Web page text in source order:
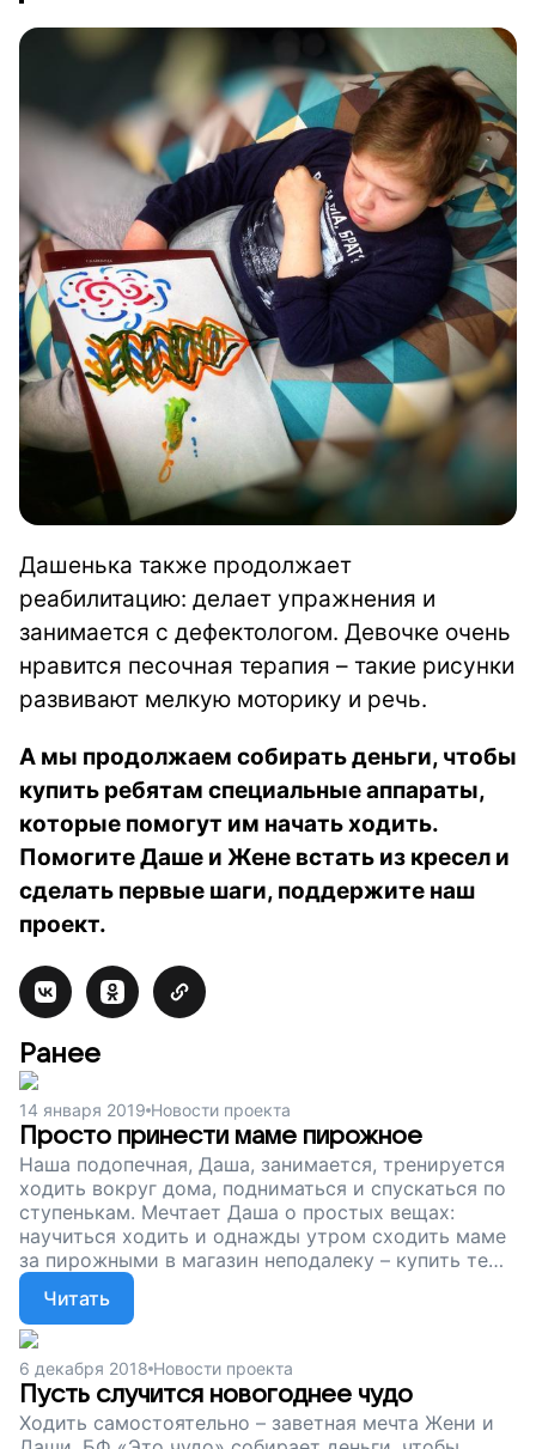
Дашенька также продолжает
реабилитацию: делает упражнения и
занимается с дефектологом. Девочке очень
нравится песочная терапия – такие рисунки
развивают мелкую моторику и речь.
А мы продолжаем собирать деньги, чтобы
купить ребятам специальные аппараты,
которые помогут им начать ходить.
Помогите Даше и Жене встать из кресел и
сделать первые шаги, поддержите наш
проект.
Ранее
14 января 2019 Новости проекта
Просто принести маме пирожное
Наша подопечная, Даша, занимается, тренируется
ходить вокруг дома, подниматься и спускаться по
ступенькам. Мечтает Даша о простых вещах:
научиться ходить и однажды утром сходить маме
за пирожными в магазин неподалеку – купить те
самые с вишенкой наверху. Сейчас мы
продолжаем собирать деньги, чтобы купить для
Даши и еще одного нашего подопечного юноши,
Жени, тренажеры и аппараты, чтобы дети окрепли,
стали сильнее и однажды исполнили свои мечты.
Поддержите наш проект!
Читать
6 декабря 2018 Новости проекта
Пусть случится новогоднее чудо
Ходить самостоятельно – заветная мечта Жени и